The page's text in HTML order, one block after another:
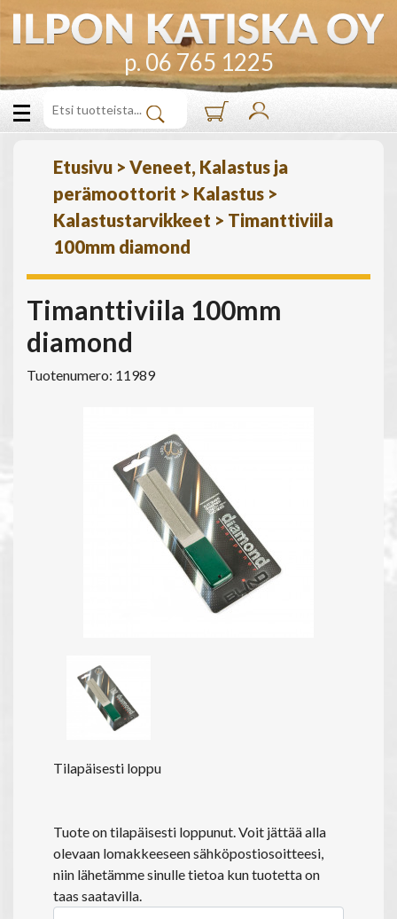
p. 06 765 1225
Etusivu > Veneet, Kalastus ja
perämoottorit > Kalastus >
Kalastustarvikkeet > Timanttiviila
100mm diamond
Timanttiviila 100mm
diamond
Tuotenumero: 11989
Tilapäisesti loppu
Tuote on tilapäisesti loppunut. Voit jättää alla
olevaan lomakkeeseen sähköpostiosoitteesi,
niin lähetämme sinulle tietoa kun tuotetta on
taas saatavilla.